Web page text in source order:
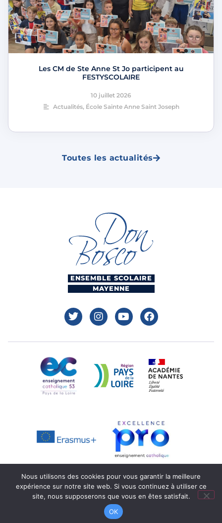
Les CM de Ste Anne St Jo participent au
FESTYSCOLAIRE
10 juillet 2026
Actualités, École Sainte Anne Saint Joseph
Toutes les actualités
ENSEMBLE SCOLAIRE
MAYENNE
Mentions légales Réalisation : Ekole.fr
Nous utilisons des cookies pour vous garantir la meilleure
expérience sur notre site web. Si vous continuez à utiliser ce
site, nous supposerons que vous en êtes satisfait.
OK
Engagé pour l’environnement : compensation de l’impact
carbone de notre site internet